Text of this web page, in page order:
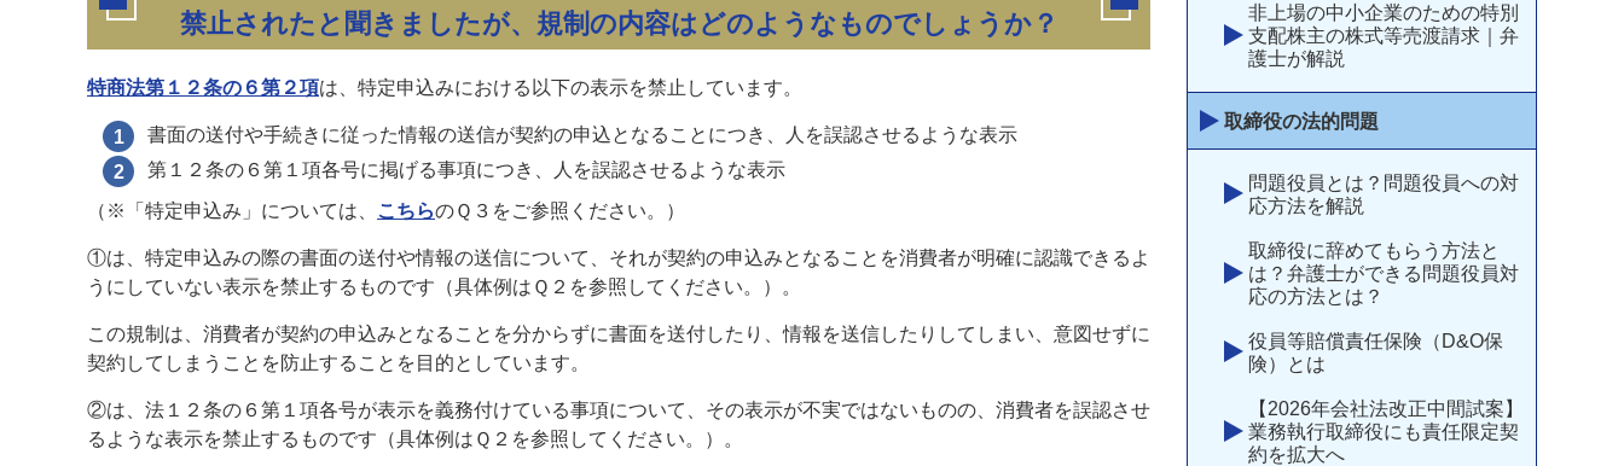
禁止されたと聞きましたが、規制の内容はどのようなものでしょうか？
特商法第１２条の６第２項は、特定申込みにおける以下の表示を禁止しています。
書面の送付や手続きに従った情報の送信が契約の申込となることにつき、人を誤認させるような表示
第１２条の６第１項各号に掲げる事項につき、人を誤認させるような表示
（※「特定申込み」については、
こちらのＱ３をご参照ください。）
①は、特定申込みの際の書面の送付や情報の送信について、それが契約の申込みとなることを消費者が明確に認識できるよ
うにしていない表示を禁止するものです（具体例はＱ２を参照してください。）。
この規制は、消費者が契約の申込みとなることを分からずに書面を送付したり、情報を送信したりしてしまい、意図せずに
契約してしまうことを防止することを目的としています。
②は、法１２条の６第１項各号が表示を義務付けている事項について、その表示が不実ではないものの、消費者を誤認させ
るような表示を禁止するものです（具体例はＱ２を参照してください。）。
非上場の中小企業のための特別
支配株主の株式等売渡請求｜弁
護士が解説
取締役の法的問題
問題役員とは？問題役員への対
応方法を解説
取締役に辞めてもらう方法と
は？弁護士ができる問題役員対
応の方法とは？
役員等賠償責任保険（D&O保
険）とは
【2026年会社法改正中間試案】
業務執行取締役にも責任限定契
約を拡大へ